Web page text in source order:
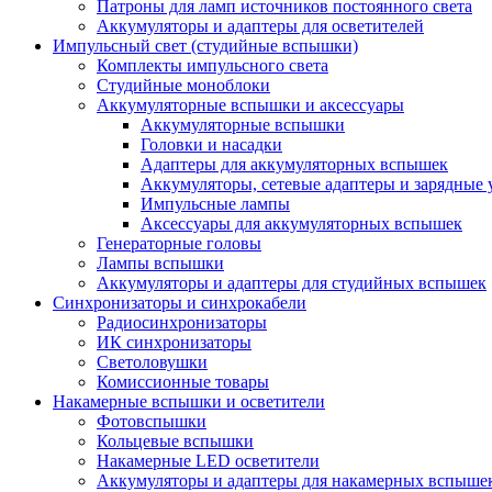
Патроны для ламп источников постоянного света
Аккумуляторы и адаптеры для осветителей
Импульсный свет (студийные вспышки)
Комплекты импульсного света
Студийные моноблоки
Аккумуляторные вспышки и аксессуары
Аккумуляторные вспышки
Головки и насадки
Адаптеры для аккумуляторных вспышек
Аккумуляторы, сетевые адаптеры и зарядные
Импульсные лампы
Аксессуары для аккумуляторных вспышек
Генераторные головы
Лампы вспышки
Аккумуляторы и адаптеры для студийных вспышек
Синхронизаторы и синхрокабели
Радиосинхронизаторы
ИК синхронизаторы
Светоловушки
Комиссионные товары
Накамерные вспышки и осветители
Фотовспышки
Кольцевые вспышки
Накамерные LED осветители
Аккумуляторы и адаптеры для накамерных